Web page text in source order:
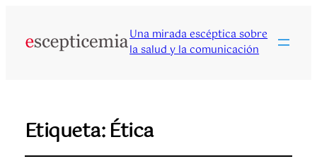
Una mirada escéptica sobre
la salud y la comunicación
Etiqueta:Ética